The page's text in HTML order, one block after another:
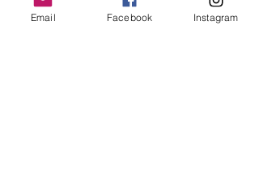
Email Facebook Instagram